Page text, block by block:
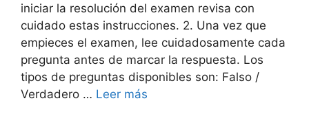
iniciar la resolución del examen revisa con
cuidado estas instrucciones. 2. Una vez que
empieces el examen, lee cuidadosamente cada
pregunta antes de marcar la respuesta. Los
tipos de preguntas disponibles son: Falso /
Verdadero … Leer más